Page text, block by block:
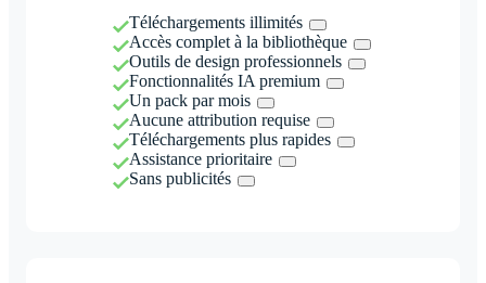
Téléchargements illimités
Accès complet à la bibliothèque
Outils de design professionnels
Fonctionnalités IA premium
Un pack par mois
Aucune attribution requise
Téléchargements plus rapides
Assistance prioritaire
Sans publicités